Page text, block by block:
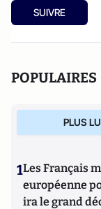
d'expérience dans
internationale, de
SUIVRE
POPULAIRES
PLUS
1Les Français
européenne
ira le grand